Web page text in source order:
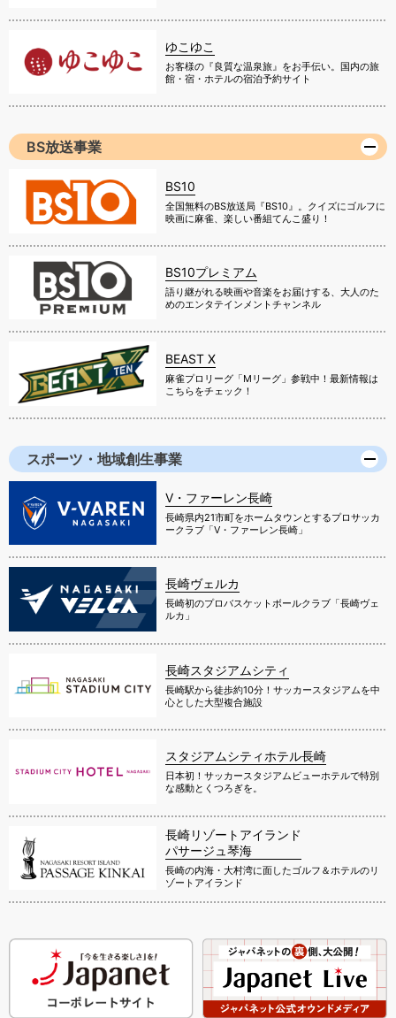
ゆこゆこ
お客様の『良質な温泉旅』をお手伝い。国内の旅
館・宿・ホテルの宿泊予約サイト
BS放送事業
BS10
全国無料のBS放送局『BS10』。クイズにゴルフに
映画に麻雀、楽しい番組てんこ盛り！
BS10プレミアム
語り継がれる映画や音楽をお届けする、大人のた
めのエンタテインメントチャンネル
BEAST X
麻雀プロリーグ「Mリーグ」参戦中！最新情報は
こちらをチェック！
スポーツ・地域創生事業
V・ファーレン長崎
長崎県内21市町をホームタウンとするプロサッカ
ークラブ「V・ファーレン長崎」
長崎ヴェルカ
長崎初のプロバスケットボールクラブ「長崎ヴェ
ルカ」
長崎スタジアムシティ
長崎駅から徒歩約10分！サッカースタジアムを中
心とした大型複合施設
スタジアムシティホテル長崎
日本初！サッカースタジアムビューホテルで特別
な感動とくつろぎを。
長崎リゾートアイランド
パサージュ琴海
長崎の内海・大村湾に面したゴルフ＆ホテルのリ
ゾートアイランド